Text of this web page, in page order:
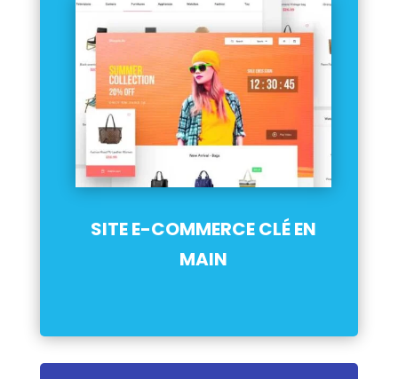
SITE E-COMMERCE CLÉ EN
MAIN